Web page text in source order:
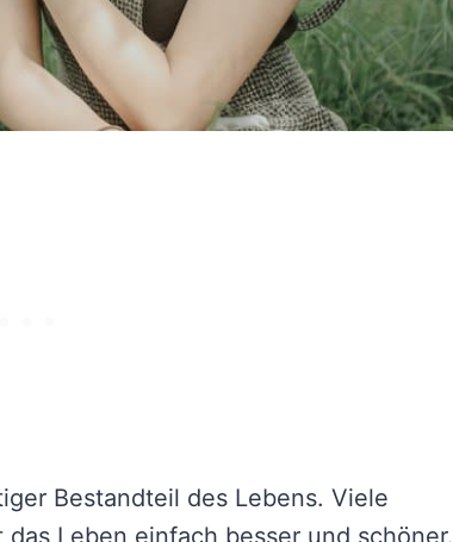
Bestandteil des Lebens. Viele